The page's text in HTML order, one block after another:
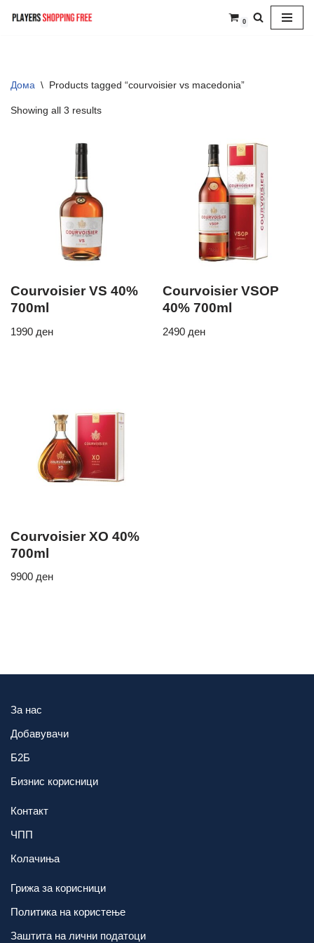
0
Дома \ Products tagged “courvoisier vs macedonia”
Showing all 3 results
Courvoisier VS 40%
700ml
1990 ден
Courvoisier VSOP
40% 700ml
2490 ден
Courvoisier XO 40%
700ml
9900 ден
За нас
Добавувачи
Б2Б
Бизнис корисници
Контакт
ЧПП
Колачиња
Грижа за корисници
Политика на користење
Заштита на лични податоци